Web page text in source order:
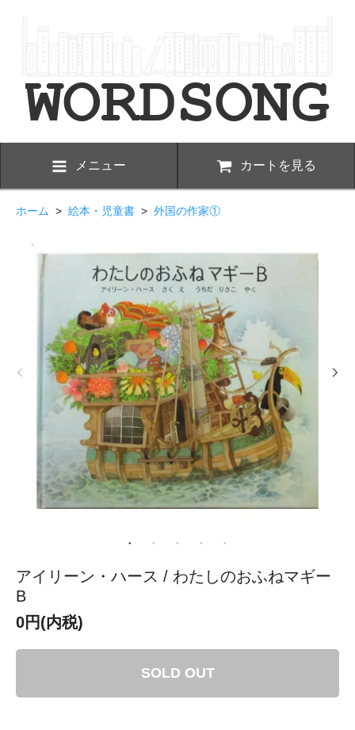
メニュー カートを見る
ホーム > 絵本・児童書 > 外国の作家①
アイリーン・ハース / わたしのおふねマギー
B
0円(内税)
SOLD OUT